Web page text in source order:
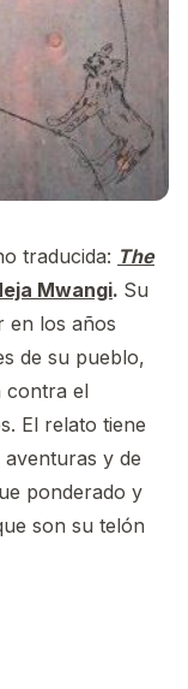
traducida: The
Mwangi. Su
en los años
de su pueblo,
contra el
El relato tiene
y de
ponderado y
son su telón